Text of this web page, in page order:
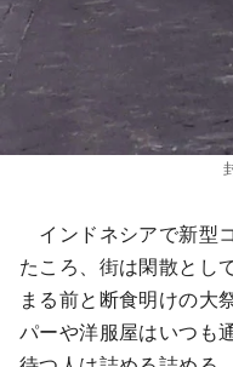
インドネシアで新型
たころ、街は閑散とし
まる前と断食明けの大
パーや洋服屋はいつも